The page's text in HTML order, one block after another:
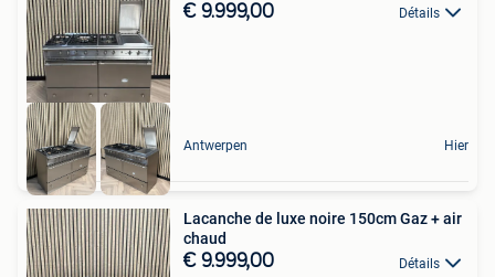
€ 9.999,00 Détails
Antwerpen Hier
Lacanche de luxe noire 150cm Gaz + air
chaud
€ 9.999,00 Détails